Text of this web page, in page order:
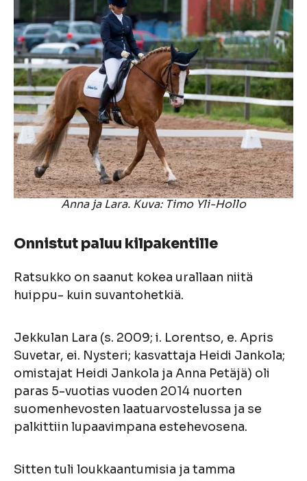
Anna ja Lara. Kuva: Timo Yli-Hollo
Onnistut paluu kilpakentille
Ratsukko on saanut kokea urallaan niitä
huippu- kuin suvantohetkiä.
Jekkulan Lara (s. 2009; i. Lorentso, e. Apris
Suvetar, ei. Nysteri; kasvattaja Heidi Jankola;
omistajat Heidi Jankola ja Anna Petäjä) oli
paras 5-vuotias vuoden 2014 nuorten
suomenhevosten laatuarvostelussa ja se
palkittiin lupaavimpana estehevosena.
Sitten tuli loukkaantumisia ja tamma